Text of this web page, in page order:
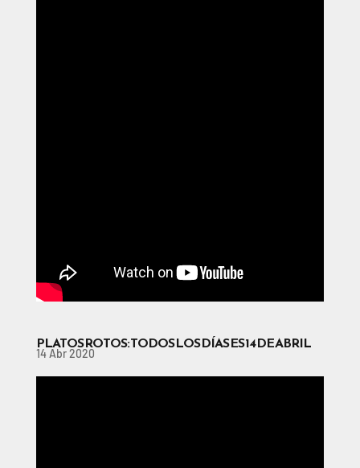
PLATOS ROTOS: TODOS LOS DÍAS ES 14 DE ABRIL
14 Abr 2020